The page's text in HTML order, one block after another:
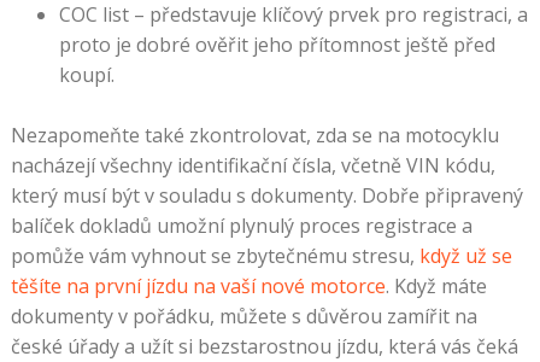
COC list – představuje klíčový prvek pro registraci, a
proto je dobré ověřit jeho přítomnost ještě před
koupí.
Nezapomeňte také zkontrolovat, zda se na motocyklu
nacházejí všechny identifikační čísla, včetně VIN kódu,
který musí být v souladu s dokumenty. Dobře připravený
balíček dokladů umožní plynulý proces registrace a
pomůže vám vyhnout se zbytečnému stresu, když už se
těšíte na první jízdu na vaší nové motorce. Když máte
dokumenty v pořádku, můžete s důvěrou zamířit na
české úřady a užít si bezstarostnou jízdu, která vás čeká